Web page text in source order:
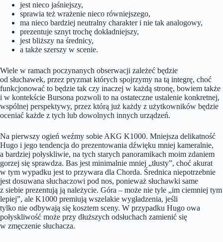
jest nieco jaśniejszy,
sprawia też wrażenie nieco równiejszego,
ma nieco bardziej neutralny charakter i nie tak analogowy,
prezentuje sznyt trochę dokładniejszy,
jest bliższy na średnicy,
a także szerszy w scenie.
Wiele w ramach poczynanych obserwacji zależeć będzie
od słuchawek, przez pryzmat których spojrzymy na tą integrę, choć
funkcjonować to będzie tak czy inaczej w każdą stronę, bowiem także
i w kontekście Bursona pozwoli to na ostateczne ustalenie konkretnej,
wspólnej perspektywy, przez którą już każdy z użytkowników będzie
oceniać każde z tych lub dowolnych innych urządzeń.
Na pierwszy ogień weźmy sobie AKG K1000. Mniejsza delikatność
Hugo i jego tendencja do prezentowania dźwięku mniej kameralnie,
a bardziej połyskliwie, na tych starych panoramikach moim zdaniem
gorzej się sprawdza. Bas jest minimalnie mniej „tłusty”, choć akurat
w tym wypadku jest to przywara dla Chorda. Średnica niepotrzebnie
jest dosuwana słuchaczowi pod nos, ponieważ słuchawki same
z siebie prezentują ją należycie. Góra – może nie tyle „im ciemniej tym
lepiej”, ale K1000 premiują wszelakie wygładzenia, jeśli
tylko nie odbywają się kosztem sceny. W przypadku Hugo owa
połyskliwość może przy dłuższych odsłuchach zamienić się
w zmęczenie słuchacza.